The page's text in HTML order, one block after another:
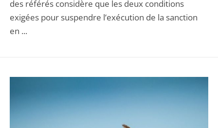
des référés considère que les deux conditions
exigées pour suspendre l’exécution de la sanction
en ...